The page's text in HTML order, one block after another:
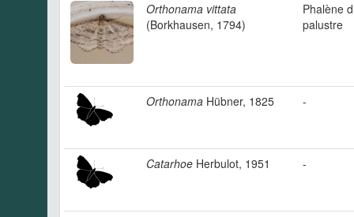
Orthonama vittata
(Borkhausen, 1794)
Phalène
palustre
Orthonama Hübner, 1825 -
Catarhoe Herbulot, 1951 -